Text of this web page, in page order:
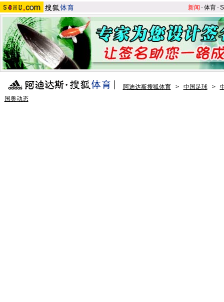
新闻 -体育-S
阿迪达斯搜狐体育 > 中国足球 >
国奥动态